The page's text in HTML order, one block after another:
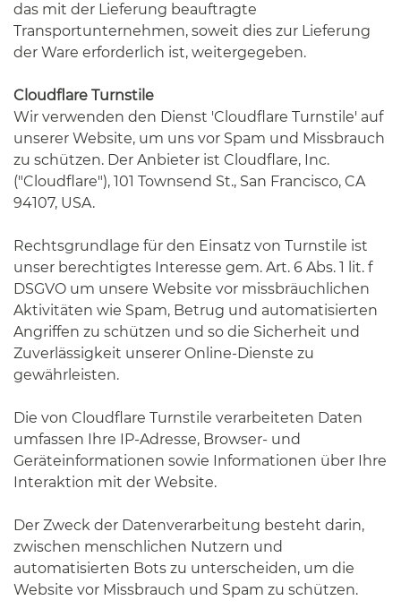
das mit der Lieferung beauftragte
Transportunternehmen, soweit dies zur Lieferung
der Ware erforderlich ist, weitergegeben.
Cloudflare Turnstile
Wir verwenden den Dienst 'Cloudflare Turnstile' auf
unserer Website, um uns vor Spam und Missbrauch
zu schützen. Der Anbieter ist Cloudflare, Inc.
("Cloudflare"), 101 Townsend St., San Francisco, CA
94107, USA.
Rechtsgrundlage für den Einsatz von Turnstile ist
unser berechtigtes Interesse gem. Art. 6 Abs. 1 lit. f
DSGVO um unsere Website vor missbräuchlichen
Aktivitäten wie Spam, Betrug und automatisierten
Angriffen zu schützen und so die Sicherheit und
Zuverlässigkeit unserer Online-Dienste zu
gewährleisten.
Die von Cloudflare Turnstile verarbeiteten Daten
umfassen Ihre IP-Adresse, Browser- und
Geräteinformationen sowie Informationen über Ihre
Interaktion mit der Website.
Der Zweck der Datenverarbeitung besteht darin,
zwischen menschlichen Nutzern und
automatisierten Bots zu unterscheiden, um die
Website vor Missbrauch und Spam zu schützen.